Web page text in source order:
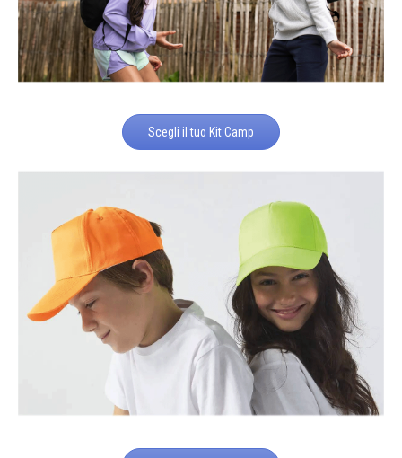
Scegli il tuo Kit Camp